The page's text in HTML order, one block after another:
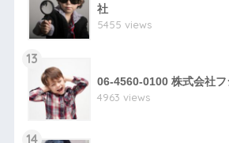
社
5455 views
13
06-4560-0100 株式会社
4963 views
14